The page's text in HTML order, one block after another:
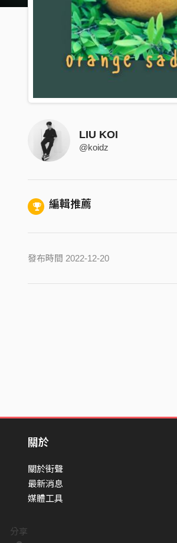
分享
LIU KOI
@koidz
編輯推薦
發布時間 2022-12-20
關於
關於街聲
最新消息
媒體工具